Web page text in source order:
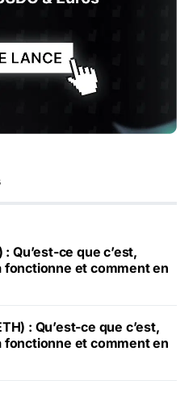
: Qu’est-ce que c’est,
fonctionne et comment en
: Qu’est-ce que c’est,
fonctionne et comment en